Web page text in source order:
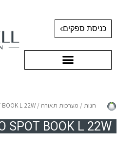
כניסת ספקים
חנות / מערכות תאורה /
L 22W
SPOT BOOK L 22W